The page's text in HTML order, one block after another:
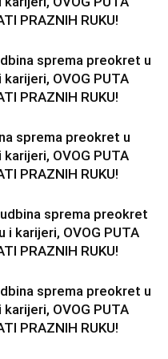
NAGRADU
temelje. Vi želite
i ova sedmica to
osobu sa ozbiljnim
Moguće priznanje ili
PRAZNIH RUKU!
sprema preokret u
OVOG PUTA
PRAZNIH RUKU!
sprema preokret u
OVOG PUTA
PRAZNIH RUKU!
sprema preokret
i karijeri, OVOG PUTA
PRAZNIH RUKU!
sprema preokret u
OVOG PUTA
PRAZNIH RUKU!